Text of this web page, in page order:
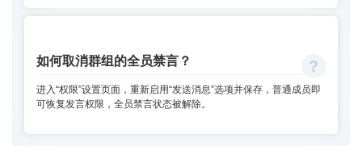
如何取消群组的全员禁言？
进入“权限”设置页面，重新启用“发送消息”选项并保存，普通成员即
可恢复发言权限，全员禁言状态被解除。